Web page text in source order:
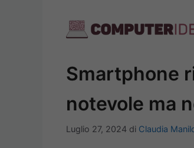
Smartphone
notevole ma
Luglio 27, 2024 di Claudia